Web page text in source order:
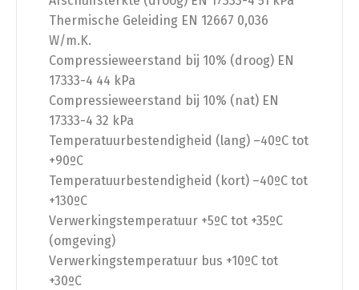
Thermische Geleiding EN 12667 0,036
W/m.K.
Compressieweerstand bij 10% (droog) EN
17333-4 44 kPa
Compressieweerstand bij 10% (nat) EN
17333-4 32 kPa
Temperatuurbestendigheid (lang) –40ºC tot
+90ºC
Temperatuurbestendigheid (kort) –40ºC tot
+130ºC
Verwerkingstemperatuur +5ºC tot +35ºC
(omgeving)
Verwerkingstemperatuur bus +10ºC tot
+30ºC